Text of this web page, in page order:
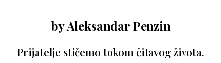
byAleksandar Penzin
Prijatelje stičemo tokom čitavog života.